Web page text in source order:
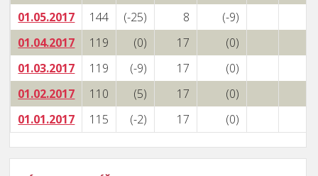
01.05.2017
144 (-25) 8
(-9)
01.04.2017
119 (0) 17
(0)
01.03.2017
119 (-9) 17
(0)
01.02.2017
110 (5) 17
(0)
01.01.2017
115 (-2) 17 (0)